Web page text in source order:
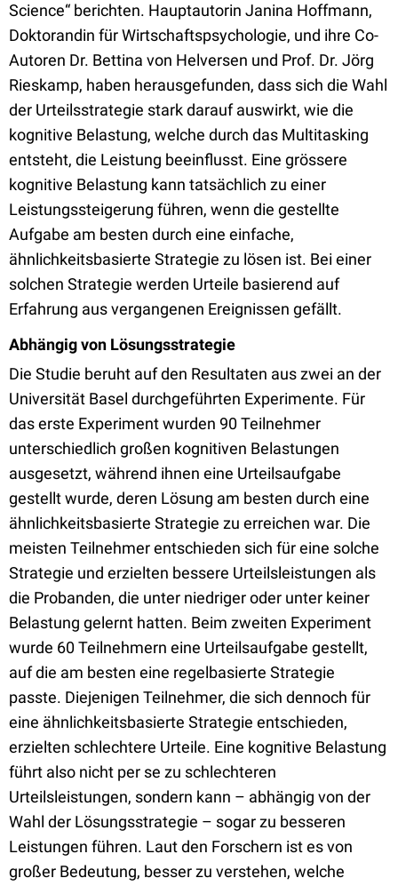
Science“ berichten. Hauptautorin Janina Hoffmann,
Doktorandin für Wirtschaftspsychologie, und ihre Co-
Autoren Dr. Bettina von Helversen und Prof. Dr. Jörg
Rieskamp, haben herausgefunden, dass sich die Wahl
der Urteilsstrategie stark darauf auswirkt, wie die
kognitive Belastung, welche durch das Multitasking
entsteht, die Leistung beeinflusst. Eine grössere
kognitive Belastung kann tatsächlich zu einer
Leistungssteigerung führen, wenn die gestellte
Aufgabe am besten durch eine einfache,
ähnlichkeitsbasierte Strategie zu lösen ist. Bei einer
solchen Strategie werden Urteile basierend auf
Erfahrung aus vergangenen Ereignissen gefällt.
Abhängig von Lösungsstrategie
Die Studie beruht auf den Resultaten aus zwei an der
Universität Basel durchgeführten Experimente. Für
das erste Experiment wurden 90 Teilnehmer
unterschiedlich großen kognitiven Belastungen
ausgesetzt, während ihnen eine Urteilsaufgabe
gestellt wurde, deren Lösung am besten durch eine
ähnlichkeitsbasierte Strategie zu erreichen war. Die
meisten Teilnehmer entschieden sich für eine solche
Strategie und erzielten bessere Urteilsleistungen als
die Probanden, die unter niedriger oder unter keiner
Belastung gelernt hatten. Beim zweiten Experiment
wurde 60 Teilnehmern eine Urteilsaufgabe gestellt,
auf die am besten eine regelbasierte Strategie
passte. Diejenigen Teilnehmer, die sich dennoch für
eine ähnlichkeitsbasierte Strategie entschieden,
erzielten schlechtere Urteile. Eine kognitive Belastung
führt also nicht per se zu schlechteren
Urteilsleistungen, sondern kann – abhängig von der
Wahl der Lösungsstrategie – sogar zu besseren
Leistungen führen. Laut den Forschern ist es von
großer Bedeutung, besser zu verstehen, welche